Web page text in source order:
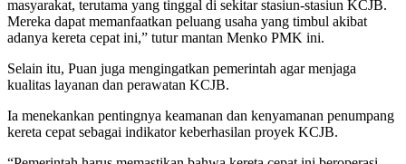
masyarakat, terutama yang tinggal di sekitar stasiun-stasiun KCJB.
Mereka dapat memanfaatkan peluang usaha yang timbul akibat
adanya kereta cepat ini,” tutur mantan Menko PMK ini.
Selain itu, Puan juga mengingatkan pemerintah agar menjaga
kualitas layanan dan perawatan KCJB.
Ia menekankan pentingnya keamanan dan kenyamanan penumpang
kereta cepat sebagai indikator keberhasilan proyek KCJB.